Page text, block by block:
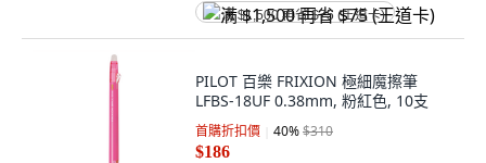
满 $1,500 再省 $75 (王道卡)
PILOT 百樂 FRIXION 極細魔擦筆
LFBS-18UF 0.38mm, 粉紅色, 10支
首購折扣價 40%$310
$186